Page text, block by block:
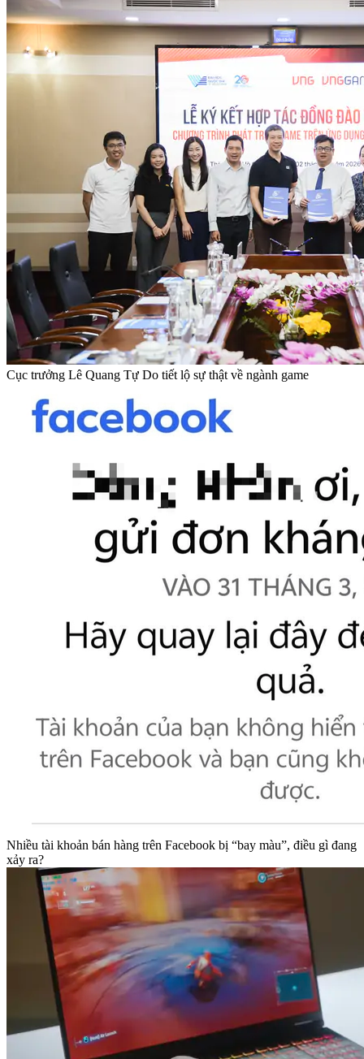
Cục trưởng Lê Quang Tự Do tiết lộ sự thật về ngành game
Nhiều tài khoản bán hàng trên Facebook bị “bay màu”, điều gì đang
xảy ra?